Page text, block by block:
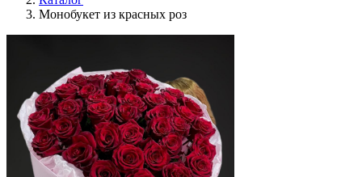
Монобукет из красных роз